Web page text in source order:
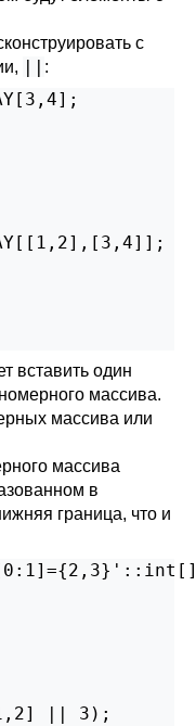
с
|| :
вставить один
массива.
массива или
массива
в
граница, что и
|| 3);